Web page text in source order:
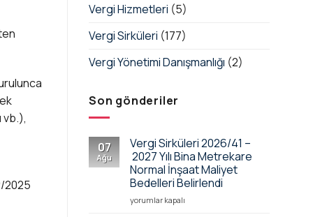
vb.),
2025
Vergi Hizmetleri (5)
Vergi Sirküleri (177)
Vergi Yönetimi Danışmanlığı (2)
Son gönderiler
07
Ağu
Vergi Sirküleri 2026/41 –
2027 Yılı Bina Metrekare
Normal İnşaat Maliyet
Bedelleri Belirlendi
Vergi
yorumlar kapalı